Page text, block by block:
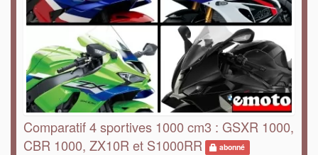
Comparatif 4 sportives 1000 cm3 : GSXR 1000,
CBR 1000, ZX10R et S1000RR
abonné